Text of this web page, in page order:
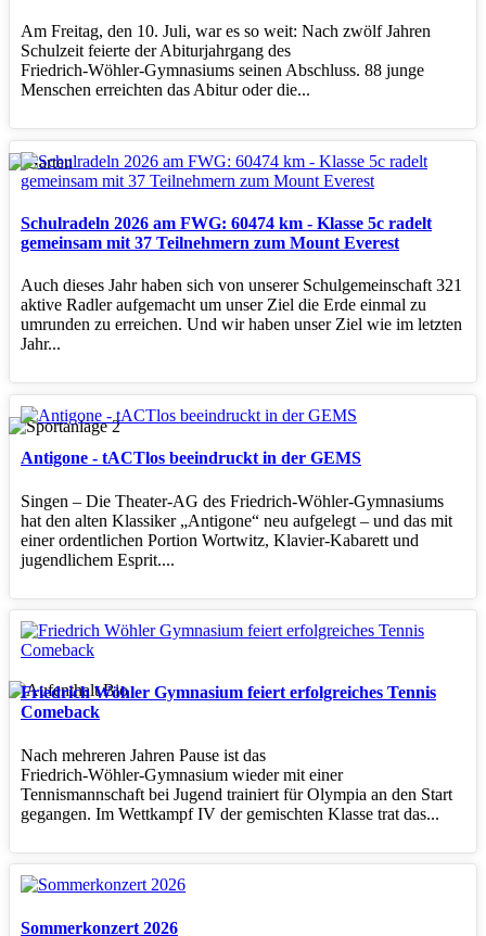
Am Freitag, den 10. Juli, war es so weit: Nach zwölf Jahren
Schulzeit feierte der Abiturjahrgang des
Friedrich‑Wöhler‑Gymnasiums seinen Abschluss. 88 junge
Menschen erreichten das Abitur oder die...
Schulradeln 2026 am FWG: 60474 km - Klasse 5c radelt
gemeinsam mit 37 Teilnehmern zum Mount Everest
Auch dieses Jahr haben sich von unserer Schulgemeinschaft 321
aktive Radler aufgemacht um unser Ziel die Erde einmal zu
umrunden zu erreichen. Und wir haben unser Ziel wie im letzten
Jahr...
Antigone - tACTlos beeindruckt in der GEMS
Singen – Die Theater‑AG des Friedrich‑Wöhler‑Gymnasiums
hat den alten Klassiker „Antigone“ neu aufgelegt – und das mit
einer ordentlichen Portion Wortwitz, Klavier‑Kabarett und
jugendlichem Esprit....
Friedrich Wöhler Gymnasium feiert erfolgreiches Tennis
Comeback
Nach mehreren Jahren Pause ist das
Friedrich‑Wöhler‑Gymnasium wieder mit einer
Tennismannschaft bei Jugend trainiert für Olympia an den Start
gegangen. Im Wettkampf IV der gemischten Klasse trat das...
Sommerkonzert 2026